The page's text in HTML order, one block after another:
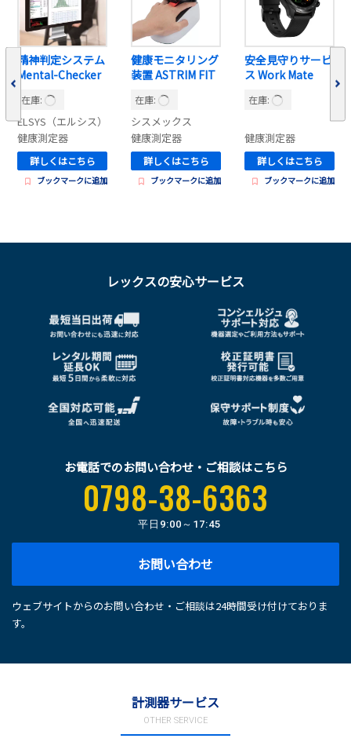
精神判定システム
Mental-Checker
在庫:
ELSYS（エルシス）
健康測定器
詳しくはこちら
ブックマークに追加
健康モニタリング
装置 ASTRIM FIT
在庫:
シスメックス
健康測定器
詳しくはこちら
ブックマークに追加
安全見守りサービ
ス Work Mate
在庫:
健康測定器
詳しくはこちら
ブックマークに追加
レックスの安心サービス
お電話でのお問い合わせ・ご相談はこちら
0798-38-6363
平日 9:00～17:45
お問い合わせ
ウェブサイトからのお問い合わせ・ご相談は24時間受け付けておりま
す。
計測器サービス
OTHER SERVICE